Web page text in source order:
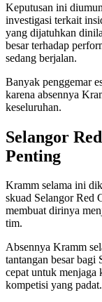
Keputusan ini
investigasi terkait
yang dijatuhkan
besar terhadap
sedang berjalan.
Banyak penggemar
karena absennya
keseluruhan.
Selangor
Penting
Kramm selama ini
skuad Selangor Red
membuat dirinya
tim.
Absennya Kramm
tantangan besar bagi
cepat untuk menjaga
kompetisi yang padat.